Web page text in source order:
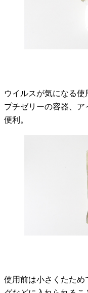
ウイルスが気になる
プチゼリーの容器、
便利。
使用前は小さくたため